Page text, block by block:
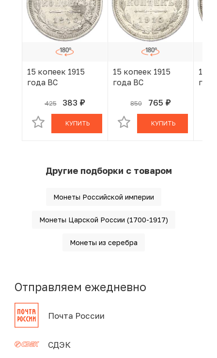
15 копеек 1915
года ВС
425 383 руб.
В КОРЗИНЕ
КУПИТЬ
15 копеек 1915
года ВС
850 765 руб.
В КОРЗИНЕ
КУПИТЬ
15
Другие подборки с товаром
Монеты Российской империи
Монеты Царской России (1700-1917)
Монеты из серебра
Отправляем ежедневно
Почта России
СДЭК